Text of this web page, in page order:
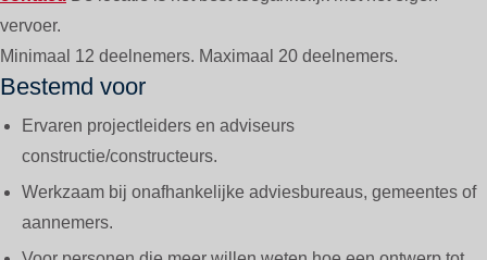
vervoer.
Minimaal 12 deelnemers. Maximaal 20 deelnemers.
Bestemd voor
Ervaren projectleiders en adviseurs
constructie/constructeurs.
Werkzaam bij onafhankelijke adviesbureaus, gemeentes of
aannemers.